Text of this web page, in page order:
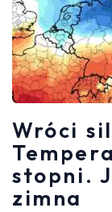
Wróci
stopni.
zimna